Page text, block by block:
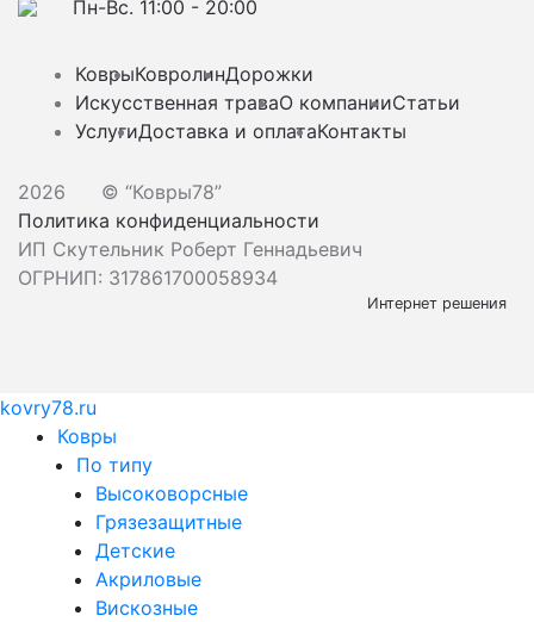
Пн-Вс. 11:00 - 20:00
КоврыКовролинДорожки
Искусственная траваО компанииСтатьи
УслугиДоставка и оплатаКонтакты
2026
© “Ковры78”
Политика конфиденциальности
ИП Скутельник Роберт Геннадьевич
ОГРНИП: 317861700058934
Интернет решения
kovry78.ru
Ковры
По типу
Высоковорсные
Грязезащитные
Детские
Акриловые
Вискозные